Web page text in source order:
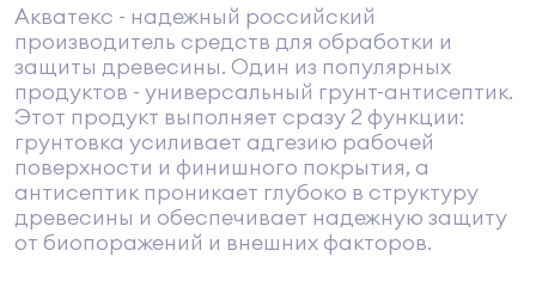
Акватекс - надежный российский
производитель средств для обработки и
защиты древесины. Один из популярных
продуктов - универсальный грунт-антисептик.
Этот продукт выполняет сразу 2 функции:
грунтовка усиливает адгезию рабочей
поверхности и финишного покрытия, а
антисептик проникает глубоко в структуру
древесины и обеспечивает надежную защиту
от биопоражений и внешних факторов.